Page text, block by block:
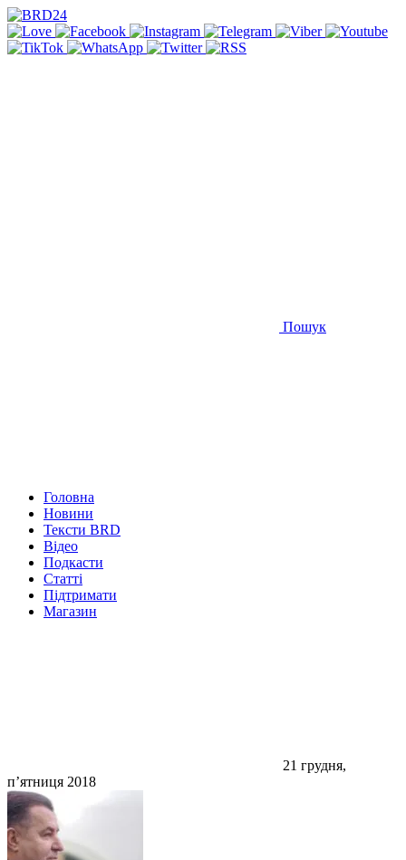
Пошук
Головна
Новини
Тексти BRD
Відео
Подкасти
Статті
Підтримати
Магазин
21 грудня,
п’ятниця 2018